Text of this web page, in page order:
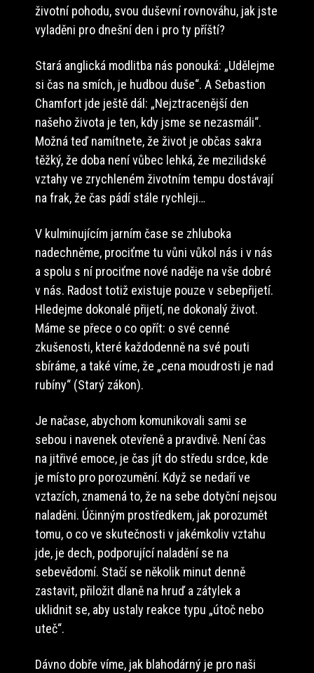
životní pohodu, svou duševní rovnováhu, jak jste
vyladěni pro dnešní den i pro ty příští?
Stará anglická modlitba nás ponouká: „Udělejme
si čas na smích, je hudbou duše“. A Sebastion
Chamfort jde ještě dál: „Nejztracenější den
našeho života je ten, kdy jsme se nezasmáli“.
Možná teď namítnete, že život je občas sakra
těžký, že doba není vůbec lehká, že mezilidské
vztahy ve zrychleném životním tempu dostávají
na frak, že čas pádí stále rychleji…
V kulminujícím jarním čase se zhluboka
nadechněme, prociťme tu vůni vůkol nás i v nás
a spolu s ní prociťme nové naděje na vše dobré
v nás. Radost totiž existuje pouze v sebepřijetí.
Hledejme dokonalé přijetí, ne dokonalý život.
Máme se přece o co opřít: o své cenné
zkušenosti, které každodenně na své pouti
sbíráme, a také víme, že „cena moudrosti je nad
rubíny“ (Starý zákon).
Je načase, abychom komunikovali sami se
sebou i navenek otevřeně a pravdivě. Není čas
na jitřivé emoce, je čas jít do středu srdce, kde
je místo pro porozumění. Když se nedaří ve
vztazích, znamená to, že na sebe dotyční nejsou
naladěni. Účinným prostředkem, jak porozumět
tomu, o co ve skutečnosti v jakémkoliv vztahu
jde, je dech, podporující naladění se na
sebevědomí. Stačí se několik minut denně
zastavit, přiložit dlaně na hruď a zátylek a
uklidnit se, aby ustaly reakce typu „útoč nebo
uteč“.
Dávno dobře víme, jak blahodárný je pro naši